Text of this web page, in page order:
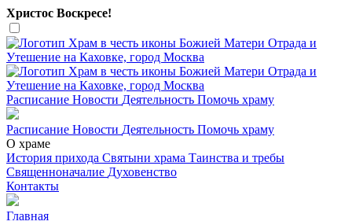
Христос Воскресе!
Расписание Новости Деятельность Помочь храму
Расписание Новости Деятельность Помочь храму
О храме
История прихода Святыни храма Таинства и требы
Священноначалие Духовенство
Контакты
Главная